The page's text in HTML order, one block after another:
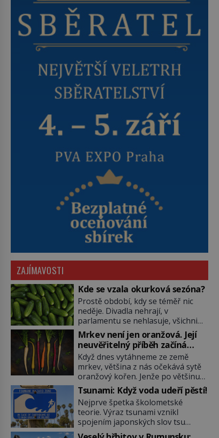
ZAJÍMAVOSTI
Kde se vzala okurková sezóna?
Prostě období, kdy se téměř nic
neděje. Divadla nehrají, v
parlamentu se nehlasuje, všichni
jsou na dovolené a média tak
nemají o čem mluvit a psát. A
vymýšlejí si proto témata, které
nikoho nezajímají. Proč je však ona
letní doba spojovaná zrovna s
okurkami? Okurkovou sezónu
známe už od poloviny 19. století,
ovšem jako Češi […]
Mrkev není jen oranžová. Její
neuvěřitelný příběh začíná
fialovou barvou
Když dnes vytáhneme ze země
mrkev, většina z nás očekává sytě
oranžový kořen. Jenže po většinu
své historie je mrkev všechno
možné, jen ne oranžová. Je fialová,
žlutá, bílá, někdy dokonce téměř
černá. Až díky stovkám let
pečlivého šlechtění se z ní stává
zelenina, bez které si českou
Tsunami: Když voda udeří pěstí!
Nejprve špetka školometské
teorie. Výraz tsunami vznikl
spojením japonských slov tsu
(přístav) a nami (vlna). Jedná se o